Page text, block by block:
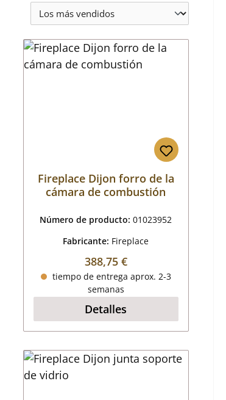
Fireplace Dijon forro de la
cámara de combustión
Número de producto:01023952
Fabricante: Fireplace
Precio normal:
388,75 €
tiempo de entrega aprox. 2-3
semanas
Detalles